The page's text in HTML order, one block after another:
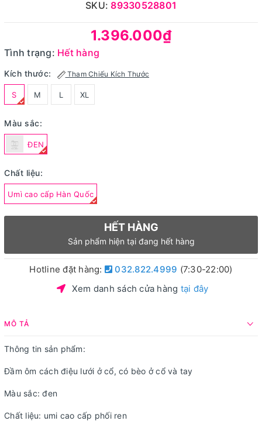
SKU:89330528801
1.396.000₫
Tình trạng: Hết hàng
Kích thước: Tham Chiếu Kích Thước
S M L XL
Màu sắc:
ĐEN
Chất liệu:
Umì cao cấp Hàn Quốc
HẾT HÀNG
Sản phẩm hiện tại đang hết hàng
Hotline đặt hàng: 032.822.4999 (7:30-22:00)
Xem danh sách cửa hàng tại đây
MÔ TẢ
Thông tin sản phẩm:
Đầm ôm cách điệu lưới ở cổ, có bèo ở cổ và tay
Màu sắc: đen
Chất liệu: umi cao cấp phối ren